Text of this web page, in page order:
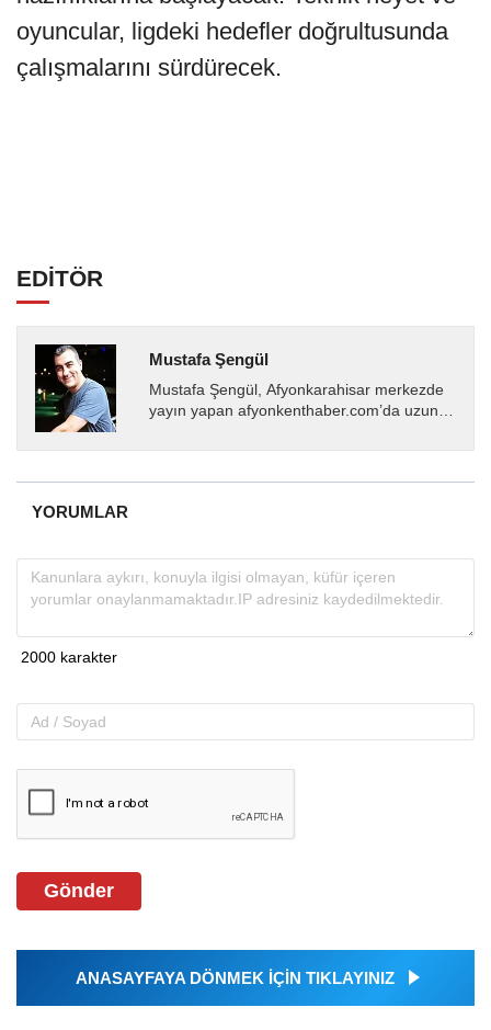
oyuncular, ligdeki hedefler doğrultusunda
çalışmalarını sürdürecek.
EDİTÖR
Mustafa Şengül
Mustafa Şengül, Afyonkarahisar merkezde
yayın yapan afyonkenthaber.com’da uzun
almakta, haber akışı...
YORUMLAR
Gönder
ANASAYFAYA DÖNMEK İÇİN TIKLAYINIZ